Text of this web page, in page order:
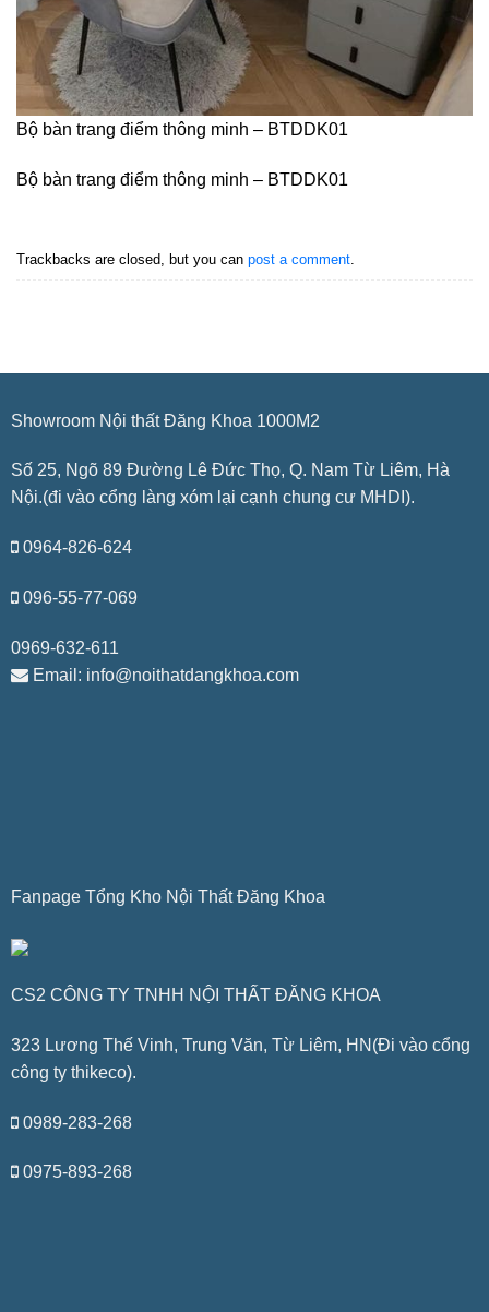
Bộ bàn trang điểm thông minh – BTDDK01
Bộ bàn trang điểm thông minh – BTDDK01
Trackbacks are closed, but you can post a comment
Showroom Nội thất Đăng Khoa 1000M2
Số 25, Ngõ 89 Đường Lê Đức Thọ, Q. Nam Từ Liêm, Hà
Nội.(đi vào cổng làng xóm lại cạnh chung cư MHDI).
0964-826-624
096-55-77-069
0969-632-611
Email: info@noithatdangkhoa.com
Fanpage Tổng Kho Nội Thất Đăng Khoa
CS2 CÔNG TY TNHH NỘI THẤT ĐĂNG KHOA
323 Lương Thế Vinh, Trung Văn, Từ Liêm, HN(Đi vào cổng
công ty thikeco).
0989-283-268
0975-893-268